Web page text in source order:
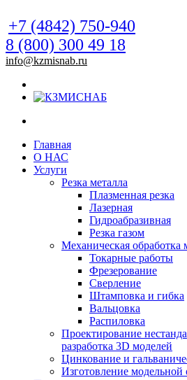
+7 (4842) 750-940
8 (800) 300 49 18
info@kzmisnab.ru
Главная
О НАС
Услуги
Резка металла
Плазменная резка
Лазерная
Гидроабразивная
Резка газом
Механическая обработка
Токарные работы
Фрезерование
Сверление
Штамповка и гибка
Вальцовка
Распиловка
Проектирование
разработка 3D моделей
Цинкование и
Изготовление модельной